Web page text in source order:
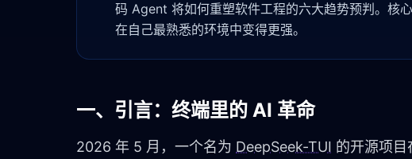
码 Agent 将如何重塑软件工程的六大趋势预判。核
在自己最熟悉的环境中变得更强。
一、引言：终端里的 AI 革命
2026 年 5 月，一个名为 DeepSeek-TUI 的开源项